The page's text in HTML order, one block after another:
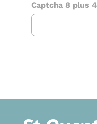
Captcha 8 plus 4